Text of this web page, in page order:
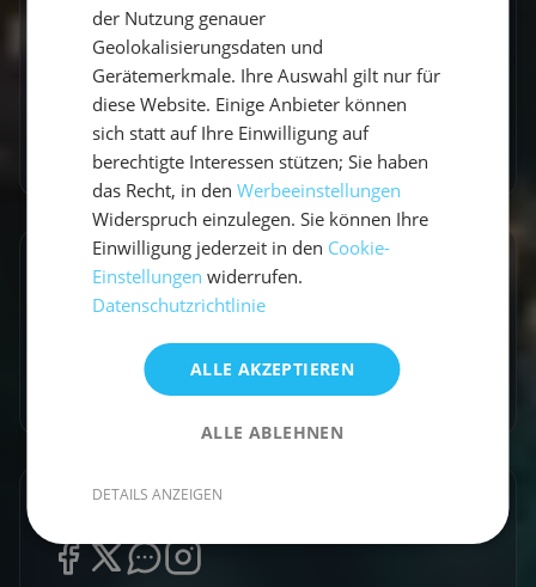
teilt sie ihre besten Reiseerlebnisse, fundierte
Revierberichte und praktisches Segelwissen
für dein nächstes Abenteuer auf dem Wasser.
Zum Autorenprofil→
Entdecke ähnliche Törns
Finde deinen perfekten Segeltörn
Törns ansehen
der Nutzung genauer
Geolokalisierungsdaten und
Gerätemerkmale. Ihre Auswahl gilt nur für
diese Website. Einige Anbieter können
sich statt auf Ihre Einwilligung auf
berechtigte Interessen stützen; Sie haben
das Recht, in denWerbeeinstellungen
Widerspruch einzulegen. Sie können Ihre
Einwilligung jederzeit in den Cookie-
Einstellungen widerrufen.
Datenschutzrichtlinie
ALLE AKZEPTIEREN
ALLE ABLEHNEN
DETAILS ANZEIGEN